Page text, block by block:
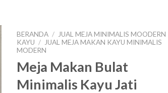
BERANDA /
JUAL MEJA MINIMALIS MOODERN
KAYU /
JUAL MEJA MAKAN KAYU MINIMALIS
MODERN
Meja Makan Bulat
Minimalis Kayu Jati